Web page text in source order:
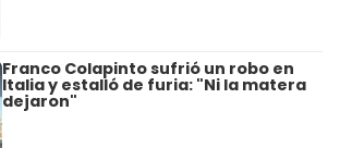
Franco Colapinto sufrió un robo en
Italia y estalló de furia: "Ni la matera
dejaron"